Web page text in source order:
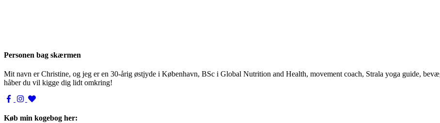
Personen bag skærmen
Mit navn er Christine, og jeg er en 30-årig østjyde i København, BSc i Global Nutrition and Health, movement coach, Strala yoga guide,
håber du vil kigge dig lidt omkring!
Køb min kogebog her: